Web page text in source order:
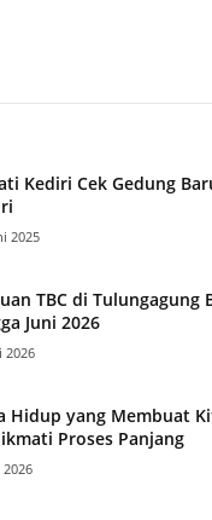
Kediri Cek Gedung
2025
TBC di Tulungagung
Juni 2026
2026
Hidup yang Membuat
Proses Panjang
2026